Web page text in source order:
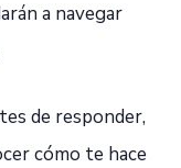
a navegar
de responder,
cómo te hace